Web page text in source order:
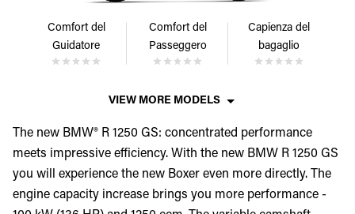
Comfort del
Guidatore
Comfort del
Passeggero
Capienza del
bagaglio
VIEW MORE MODELS
The new BMW® R 1250 GS: concentrated performance
meets impressive efficiency. With the new BMW R 1250 GS
you will experience the new Boxer even more directly. The
engine capacity increase brings you more performance -